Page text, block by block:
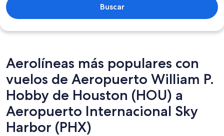
Buscar
Aerolíneas más populares con
vuelos de Aeropuerto William P.
Hobby de Houston (HOU) a
Aeropuerto Internacional Sky
Harbor (PHX)